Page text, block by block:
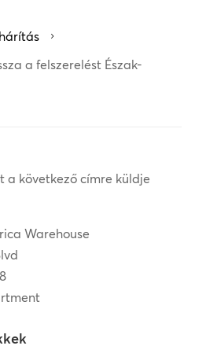
5
a felszerelést Észak-
a következő címre küldje
Warehouse